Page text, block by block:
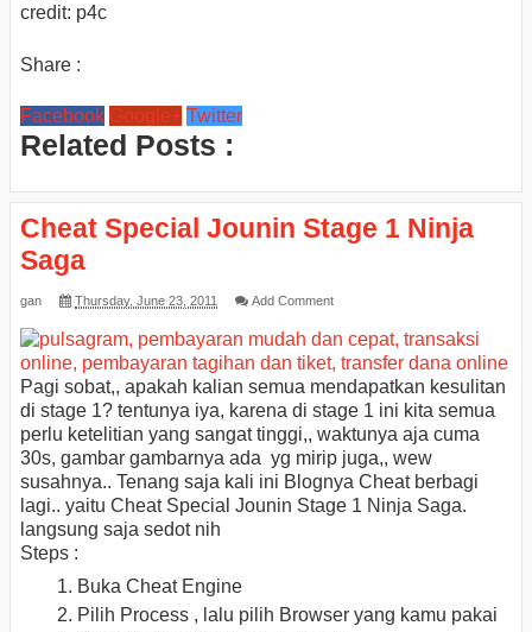
credit: p4c
Share :
Facebook Google+ Twitter
Related Posts :
Cheat Special Jounin Stage 1 Ninja
Saga
gan Thursday, June 23, 2011 Add Comment
Pagi sobat,, apakah kalian semua mendapatkan kesulitan
di stage 1? tentunya iya, karena di stage 1 ini kita semua
perlu ketelitian yang sangat tinggi,, waktunya aja cuma
30s, gambar gambarnya ada yg mirip juga,, wew
susahnya.. Tenang saja kali ini Blognya Cheat berbagi
lagi.. yaitu Cheat Special Jounin Stage 1 Ninja Saga.
langsung saja sedot nih
Steps :
Buka Cheat Engine
Pilih Process , lalu pilih Browser yang kamu pakai